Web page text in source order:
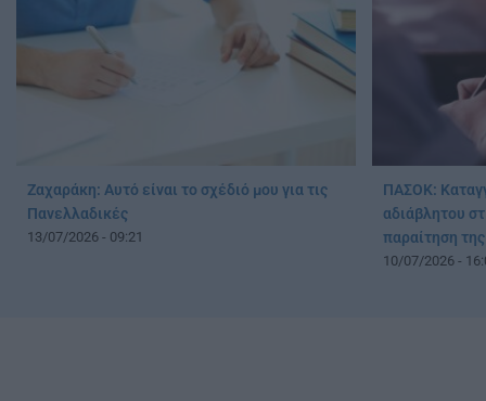
Ζαχαράκη: Αυτό είναι το σχέδιό μου για τις
Πανελλαδικές
13/07/2026 - 09:21
ΠΑΣΟΚ:
αδιάβλητου
παραίτηση
10/07/2026 -